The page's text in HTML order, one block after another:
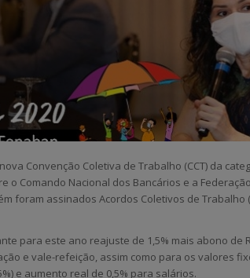
Convenção Coletiva de Trabalho (CCT) da
Comando Nacional dos Bancários e a
foram assinados Acordos Coletivos de Trabalho
para este ano reajuste de 1,5% mais abono de
e vale-refeição, assim como para os valores
e aumento real de 0,5% para salários.